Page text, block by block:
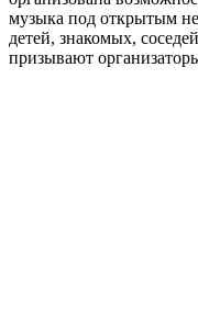
музыка под открытым
детей, знакомых,
призывают